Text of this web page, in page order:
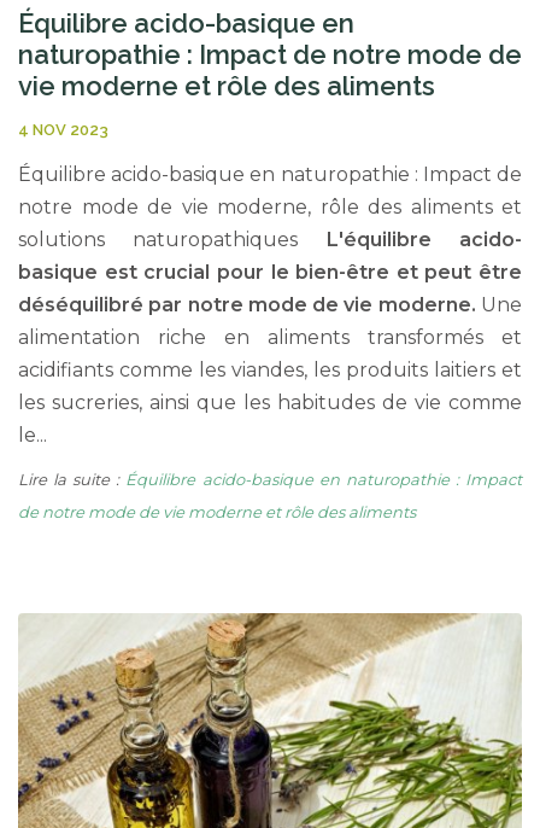
Équilibre acido-basique en
naturopathie : Impact de notre mode de
vie moderne et rôle des aliments
4 NOV 2023
Équilibre acido-basique en naturopathie : Impact de
notre mode de vie moderne, rôle des aliments et
solutions naturopathiques L'équilibre acido-
basique est crucial pour le bien-être et peut être
déséquilibré par notre mode de vie moderne. Une
alimentation riche en aliments transformés et
acidifiants comme les viandes, les produits laitiers et
les sucreries, ainsi que les habitudes de vie comme
le...
Lire la suite : Équilibre acido-basique en naturopathie : Impact
de notre mode de vie moderne et rôle des aliments